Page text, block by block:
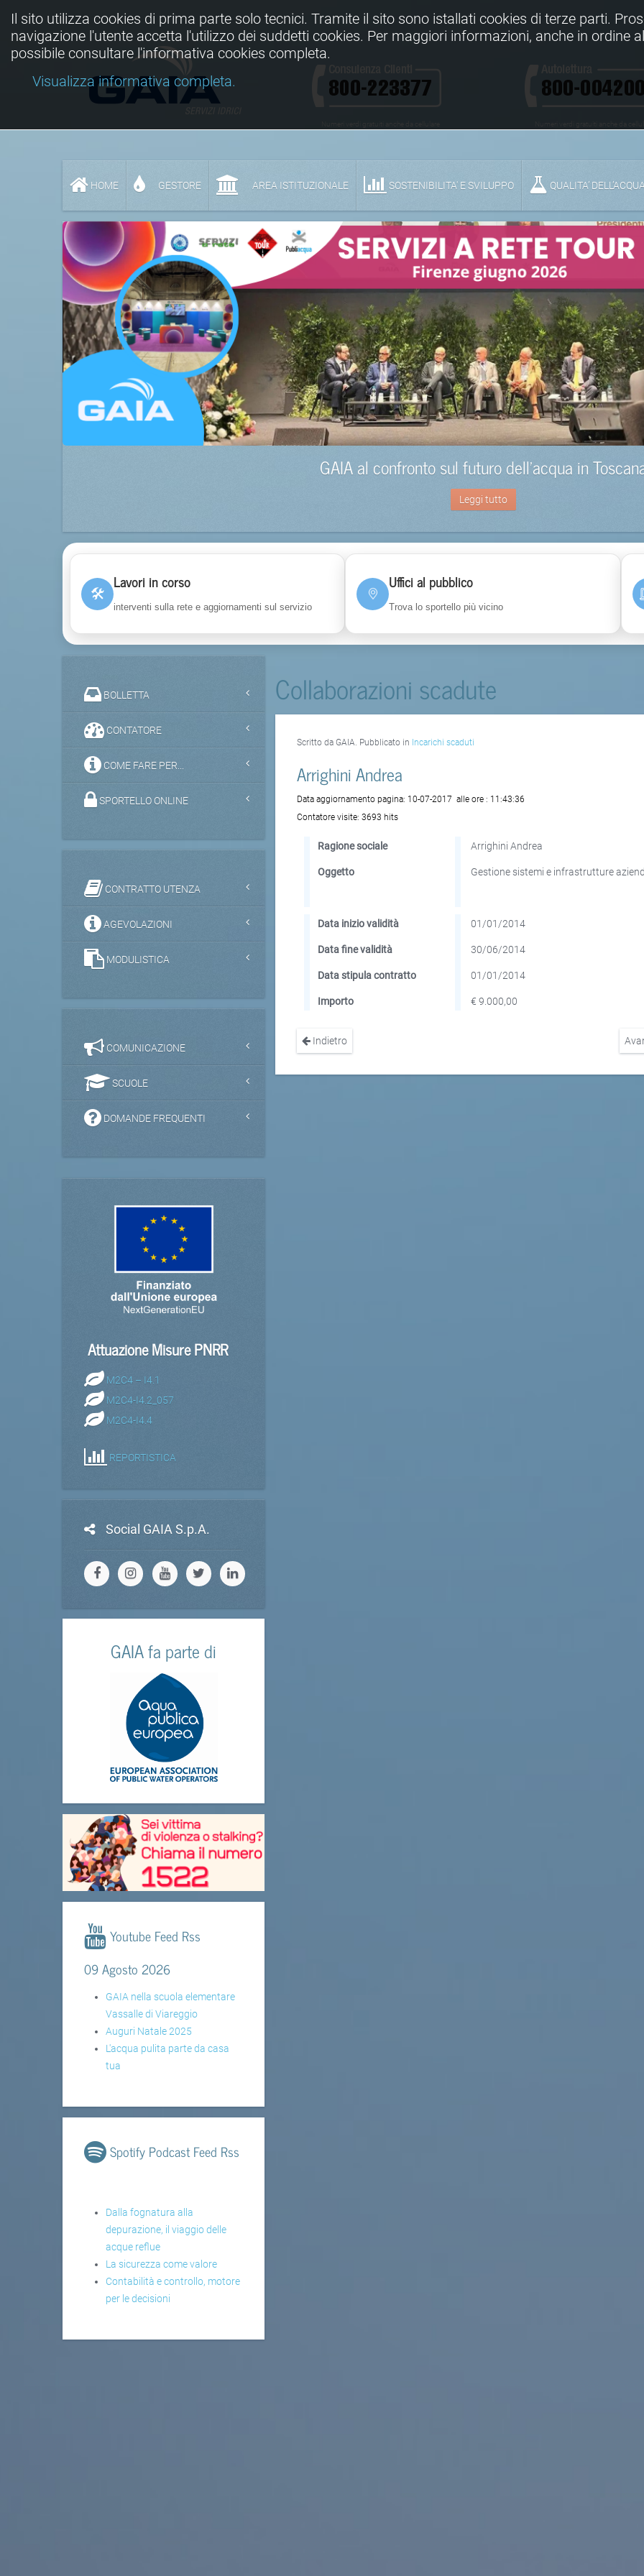
HOME GESTORE AREA ISTITUZIONALE SOSTENIBILITA' E SVILUPPO QUALITA’
GAIA al confronto sul futuro dell’acqua in
Leggi tutto
🛠
Lavori in corso
interventi sulla rete e aggiornamenti sul servizio
Uffici al pubblico
Trova lo sportello più vicino
Collaborazioni scadute
Scritto da GAIA. Pubblicato in Incarichi scaduti
Arrighini Andrea
Data aggiornamento pagina: 10-07-2017 alle ore : 11:43:36
Contatore visite:3693 hits
Ragione sociale Arrighini Andrea
Oggetto Gestione sistemi e infrastrutture
Data inizio validità 01/01/2014
Data fine validità 30/06/2014
Data stipula contratto 01/01/2014
Importo € 9.000,00
Indietro
BOLLETTA
CONTATORE
COME FARE PER...
SPORTELLO ONLINE
CONTRATTO UTENZA
AGEVOLAZIONI
MODULISTICA
COMUNICAZIONE
SCUOLE
DOMANDE FREQUENTI
Attuazione Misure PNRR
M2C4 – I4.1
M2C4-I4.2_057
M2C4-I4.4
REPORTISTICA
Social GAIA S.p.A.
GAIA fa parte di
Youtube Feed Rss
09 Agosto 2026
GAIA nella scuola elementare
Vassalle di Viareggio
Auguri Natale 2025
L'acqua pulita parte da casa
tua
Spotify Podcast Feed Rss
Dalla fognatura alla
depurazione, il viaggio delle
acque reflue
La sicurezza come valore
Contabilità e controllo, motore
per le decisioni
Il sito utilizza cookies di prima parte solo tecnici. Tramite il sito sono istallati cookies di terze parti.
navigazione l'utente accetta l'utilizzo dei suddetti cookies. Per maggiori informazioni, anche in ordine
possibile consultare l'informativa cookies completa.
Visualizza informativa completa.